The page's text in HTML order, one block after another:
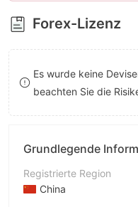
6
7
8
9
Forex-Lizenz
Es wurde keine
beachten Sie die
Grundlegende
Registrierte Region
China